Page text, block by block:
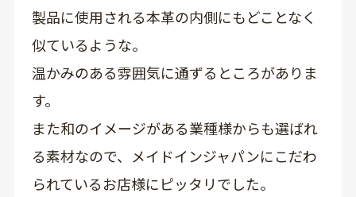
製品に使用される本革の内側にもどことなく
似ているような。
温かみのある雰囲気に通ずるところがありま
す。
また和のイメージがある業種様からも選ばれ
る素材なので、メイドインジャパンにこだわ
られているお店様にピッタリでした。